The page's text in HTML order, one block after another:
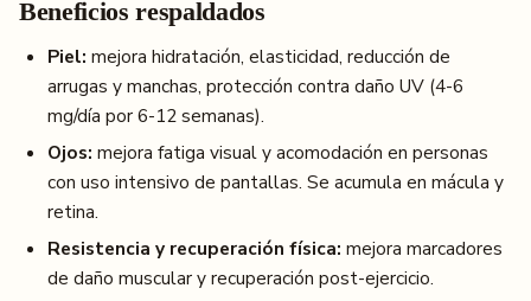
Beneficios respaldados
Piel: mejora hidratación, elasticidad, reducción de
arrugas y manchas, protección contra daño UV (4-6
mg/día por 6-12 semanas).
Ojos: mejora fatiga visual y acomodación en personas
con uso intensivo de pantallas. Se acumula en mácula y
retina.
Resistencia y recuperación física: mejora marcadores
de daño muscular y recuperación post-ejercicio.